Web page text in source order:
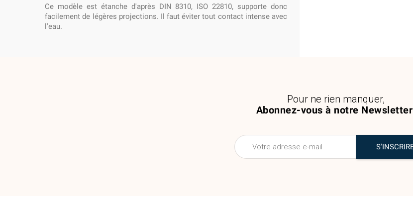
Ce modèle est étanche d'après DIN 8310, ISO 22810, supporte donc
facilement de légères projections. Il faut éviter tout contact intense avec
l'eau.
Abonnez-vous à notre Newsletter
Pour ne rien manquer,